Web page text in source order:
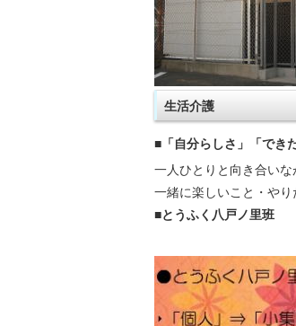
生活介護
■「自分らしさ」「でき
一人ひとりと向き合い
一緒に楽しいこと・や
■とうふく八戸ノ里班